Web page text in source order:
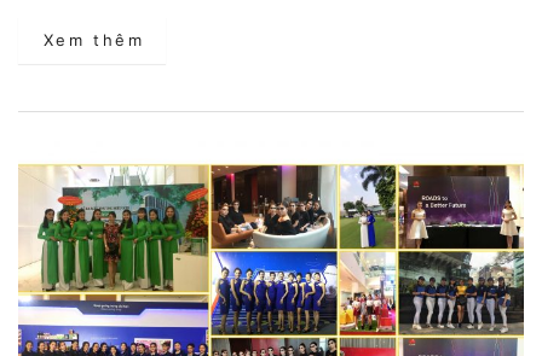
Xem thêm